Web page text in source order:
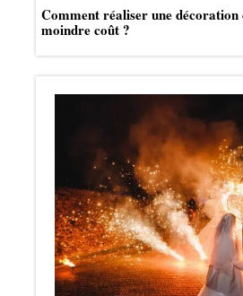
Comment réaliser une décoration
moindre coût ?